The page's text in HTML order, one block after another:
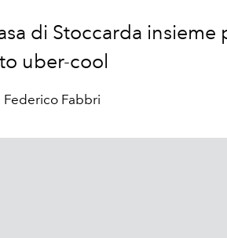
di Stoccarda insieme
uber-cool
Federico Fabbri